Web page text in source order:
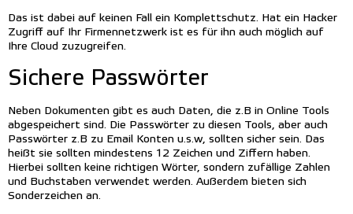
Das ist dabei auf keinen Fall ein Komplettschutz. Hat ein Hacker
Zugriff auf Ihr Firmennetzwerk ist es für ihn auch möglich auf
Ihre Cloud zuzugreifen.
Sichere Passwörter
Neben Dokumenten gibt es auch Daten, die z.B in Online Tools
abgespeichert sind. Die Passwörter zu diesen Tools, aber auch
Passwörter z.B zu Email Konten u.s.w, sollten sicher sein. Das
heißt sie sollten mindestens 12 Zeichen und Ziffern haben.
Hierbei sollten keine richtigen Wörter, sondern zufällige Zahlen
und Buchstaben verwendet werden. Außerdem bieten sich
Sonderzeichen an.